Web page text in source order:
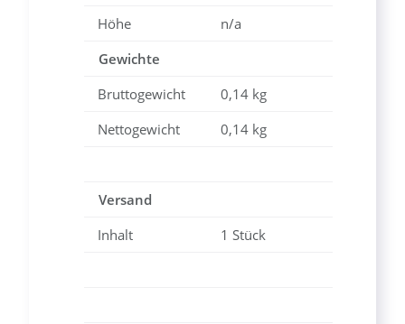
Höhe
n/a
Gewichte
Bruttogewicht
0,14 kg
Nettogewicht
0,14 kg
Versand
Inhalt
1 Stück